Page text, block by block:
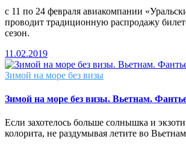
с 11 по 24 февраля авиакомпании
проводит традиционную распродажу
сезон.
11.02.2019
Зимой на море без визы
Зимой на море без визы. Вьетнам.
Если захотелось больше солнышка и
колорита, не раздумывая летите во